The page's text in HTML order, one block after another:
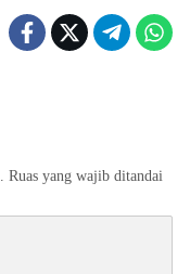
Ruas yang wajib ditandai